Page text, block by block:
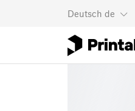
Deutsch de